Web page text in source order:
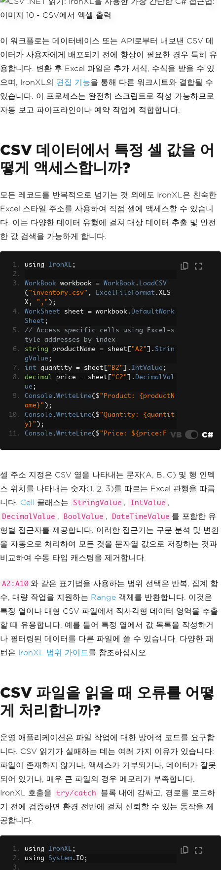
이 워크플로는 데이터베이스 또는 API로부터 내보낸 CSV 데
이터가 사용자에게 배포되기 전에 향상이 필요한 경우 특히 유
용합니다. 변환 후 Excel 파일은 추가 서식, 수식을 받을 수 있
으며, IronXL의 편집 기능을 통해 다른 워크시트와 결합될 수
있습니다. 이 프로세스는 완전히 스크립트로 작성 가능하므로
자동 보고 파이프라인이나 예약 작업에 적합합니다.
CSV 데이터에서 특정 셀 값을 어
떻게 액세스합니까?
모든 레코드를 반복적으로 넘기는 것 외에도 IronXL은 친숙한
Excel 스타일 주소를 사용하여 직접 셀에 액세스할 수 있습니
다. 이는 다양한 데이터 유형에 걸쳐 대상 데이터 추출 및 안전
한 값 검색을 가능하게 합니다.
using IronXL ;
WorkBook workbook = WorkBook . LoadCSV
( "inventory.csv" , ExcelFileFormat . XLS
X, "," );
WorkSheet sheet = workbook . DefaultWork
Sheet ;
// Access specific cells using Excel-s
tyle addresses by index
string productName = sheet "A2" ]. Strin
gValue ;
int quantity = sheet "B2" ]. IntValue ;
decimal price = sheet "C2" ]. DecimalVal
ue ;
Console . WriteLine( $ "Product: {productN
ame}" );
Console . WriteLine( $ "Quantity: {quantit
y}" );
Console . WriteLine( $ "Price: ${price:F
var productRange = sheet "A2:A10"
];
Console
WriteLine "\nAll products:" );
foreach
( var cell in productRange)
{
Console
WriteLine
ngValue}"
);
}
VB C#
셀 주소 지정은 CSV 열을 나타내는 문자(A, B, C) 및 행 인덱
스 위치를 나타내는 숫자(1, 2, 3)를 따르는 Excel 관행을 따릅
니다. Cell 클래스는 StringValue , IntValue ,
DecimalValue , BoolValue , DateTimeValue 를 포함한 유
형별 접근자를 제공합니다. 이러한 접근기는 구문 분석 및 변환
을 자동으로 처리하여 모든 것을 문자열 값으로 저장하는 것과
비교하여 수동 타입 캐스팅을 제거합니다.
A2:A10 와 같은 표기법을 사용하는 범위 선택은 반복, 집계 함
수, 대량 작업을 지원하는 Range 객체를 반환합니다. 이것은
특정 열이나 대형 CSV 파일에서 직사각형 데이터 영역을 추출
할 때 유용합니다. 예를 들어 특정 열에서 값 목록을 작성하거
나 필터링된 데이터를 다른 파일에 쓸 수 있습니다. 다양한 패
턴은 IronXL 범위 가이드를 참조하십시오.
CSV 파일을 읽을 때 오류를 어떻
게 처리합니까?
운영 애플리케이션은 파일 작업에 대한 방어적 코드를 요구합
니다. CSV 읽기가 실패하는 데는 여러 가지 이유가 있습니다:
파일이 존재하지 않거나, 액세스가 거부되거나, 데이터가 잘못
되어 있거나, 매우 큰 파일의 경우 메모리가 부족합니다.
IronXL 호출을
try/catch
블록 내에 감싸고, 경로를 로드하
기 전에 검증하면 환경 전반에 걸쳐 신뢰할 수 있는 동작을 제
공합니다.
using IronXL ;
using System . IO;